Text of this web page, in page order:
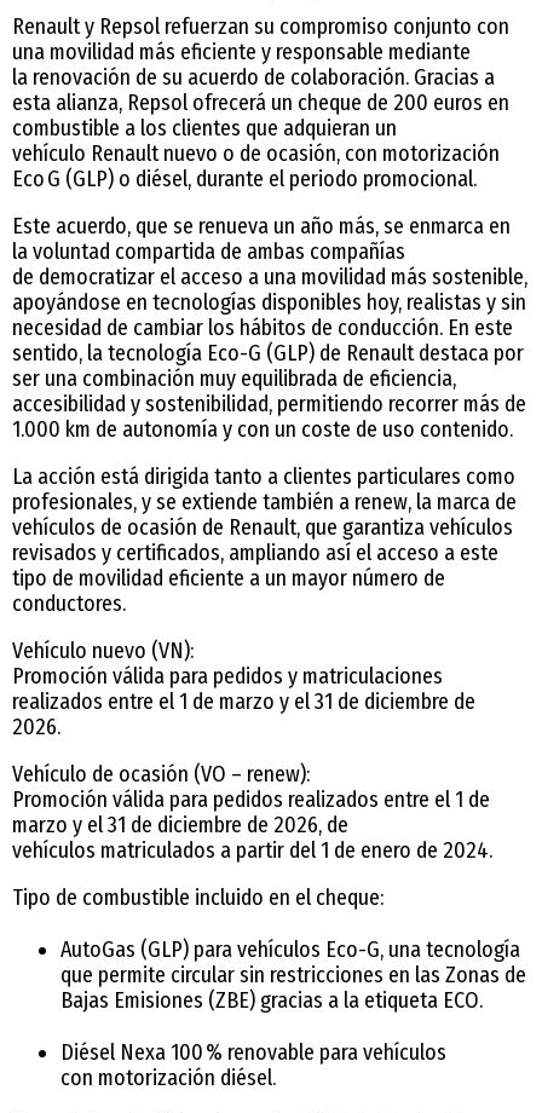
Renault y Repsol refuerzan su compromiso conjunto con
una movilidad más eficiente y responsable mediante
la renovación de su acuerdo de colaboración. Gracias a
esta alianza, Repsol ofrecerá un cheque de 200 euros en
combustible a los clientes que adquieran un
vehículo Renault nuevo o de ocasión, con motorización
Eco G (GLP) o diésel, durante el periodo promocional.
Este acuerdo, que se renueva un año más, se enmarca en
la voluntad compartida de ambas compañías
de democratizar el acceso a una movilidad más sostenible,
apoyándose en tecnologías disponibles hoy, realistas y sin
necesidad de cambiar los hábitos de conducción. En este
sentido, la tecnología Eco-G (GLP) de Renault destaca por
ser una combinación muy equilibrada de eficiencia,
accesibilidad y sostenibilidad, permitiendo recorrer más de
1.000 km de autonomía y con un coste de uso contenido.
La acción está dirigida tanto a clientes particulares como
profesionales, y se extiende también a renew, la marca de
vehículos de ocasión de Renault, que garantiza vehículos
revisados y certificados, ampliando así el acceso a este
tipo de movilidad eficiente a un mayor número de
conductores.
Vehículo nuevo (VN):
Promoción válida para pedidos y matriculaciones
realizados entre el 1 de marzo y el 31 de diciembre de
2026.
Vehículo de ocasión (VO – renew):
Promoción válida para pedidos realizados entre el 1 de
marzo y el 31 de diciembre de 2026, de
vehículos matriculados a partir del 1 de enero de 2024.
Tipo de combustible incluido en el cheque:
AutoGas (GLP) para vehículos Eco-G, una tecnología
que permite circular sin restricciones en las Zonas de
Bajas Emisiones (ZBE) gracias a la etiqueta ECO.
Diésel Nexa 100 % renovable para vehículos
con motorización diésel.